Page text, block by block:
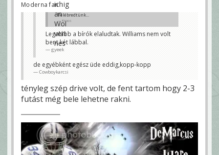
Moderna fan
Felébredtünk...
Kroos
Legalább a bírók elaludtak. Williams nem volt
bent két lábbal.
gyeek
de egyébként egész üde eddig,kopp-kopp
Cowboykarcsi
tényleg szép drive volt, de fent tartom hogy 2-3
futást még bele lehetne rakni.